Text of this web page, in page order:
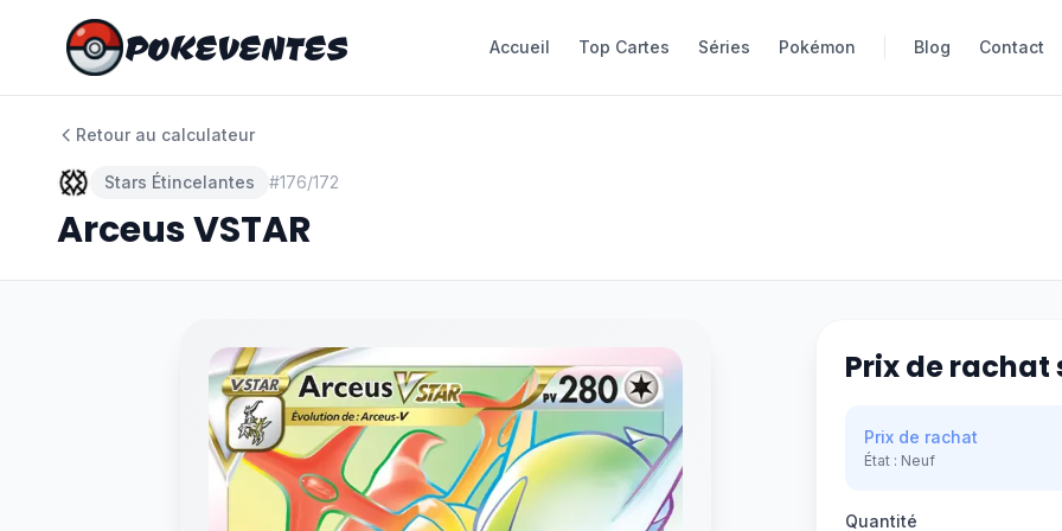
POKEVENTES Accueil Top Cartes Séries Pokémon Blog Contact
POKEVENTES Accueil Top Cartes Séries Pokémon Blog Contact
Retour au calculateur
Stars Étincelantes #176/172
Arceus VSTAR
Prix de rachat
Prix de rachat
État : Neuf
Quantité